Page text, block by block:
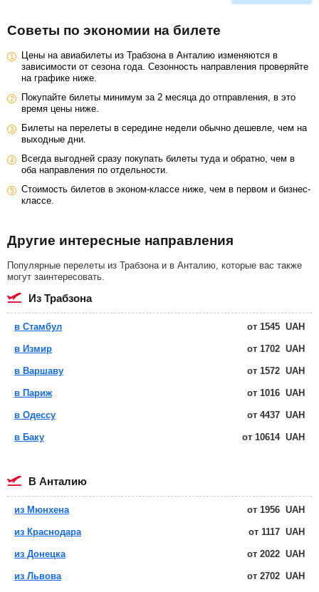
Советы по экономии на билете
Цены на авиабилеты из Трабзона в Анталию изменяются в
зависимости от сезона года. Сезонность направления проверяйте
на графике ниже.
Покупайте билеты минимум за 2 месяца до отправления, в это
время цены ниже.
Билеты на перелеты в середине недели обычно дешевле, чем на
выходные дни.
Всегда выгодней сразу покупать билеты туда и обратно, чем в
оба направления по отдельности.
Стоимость билетов в эконом-классе ниже, чем в первом и бизнес-
классе.
Другие интересные направления
Популярные перелеты из Трабзона и в Анталию, которые вас также
могут заинтересовать.
из Трабзона
в Стамбул от 1545 UAH
в Измир от 1702 UAH
в Варшаву от 1572 UAH
в Париж от 1016 UAH
в Одессу от 4437 UAH
в Баку от 10614 UAH
в Анталию
из Мюнхена от 1956 UAH
из Краснодара от 1117 UAH
из Донецка от 2022 UAH
из Львова от 2702 UAH